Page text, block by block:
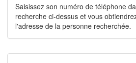
Saisissez son numéro de téléphone
recherche ci-dessus et vous
l'adresse de la personne recherchée.